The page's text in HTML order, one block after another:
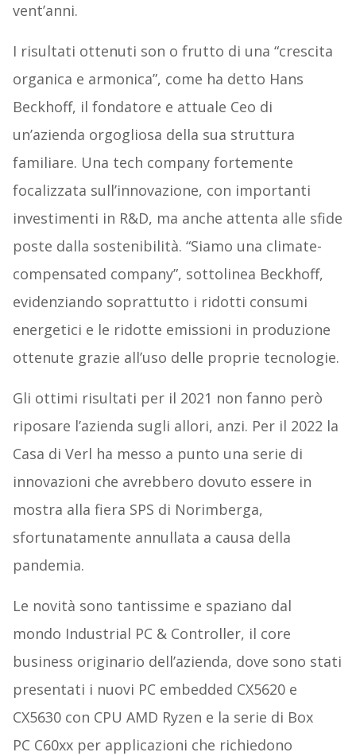
vent’anni.
I risultati ottenuti son o frutto di una “crescita
organica e armonica”, come ha detto Hans
Beckhoff, il fondatore e attuale Ceo di
un’azienda orgogliosa della sua struttura
familiare. Una tech company fortemente
focalizzata sull’innovazione, con importanti
investimenti in R&D, ma anche attenta alle sfide
poste dalla sostenibilità. “Siamo una climate-
compensated company”, sottolinea Beckhoff,
evidenziando soprattutto i ridotti consumi
energetici e le ridotte emissioni in produzione
ottenute grazie all’uso delle proprie tecnologie.
Gli ottimi risultati per il 2021 non fanno però
riposare l’azienda sugli allori, anzi. Per il 2022 la
Casa di Verl ha messo a punto una serie di
innovazioni che avrebbero dovuto essere in
mostra alla fiera SPS di Norimberga,
sfortunatamente annullata a causa della
pandemia.
Le novità sono tantissime e spaziano dal
mondo Industrial PC & Controller, il core
business originario dell’azienda, dove sono stati
presentati i nuovi PC embedded CX5620 e
CX5630 con CPU AMD Ryzen e la serie di Box
PC C60xx per applicazioni che richiedono